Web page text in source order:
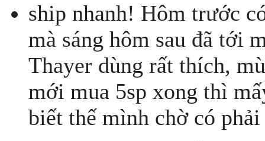
ship nhanh! Hôm trước
mà sáng hôm sau đã tới
Thayer dùng rất thích,
mới mua 5sp xong thì
biết thế mình chờ có